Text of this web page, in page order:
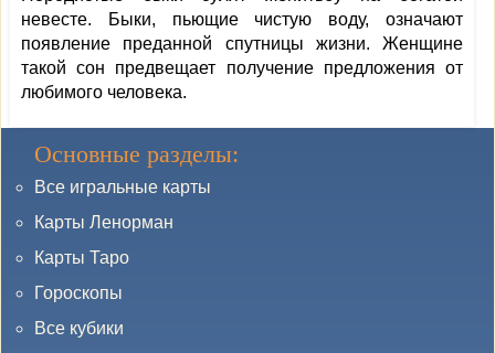
невесте. Быки, пьющие чистую воду, означают
появление преданной спутницы жизни. Женщине
такой сон предвещает получение предложения от
любимого человека.
Основные разделы:
Все игральные карты
Карты Ленорман
Карты Таро
Гороскопы
Все кубики